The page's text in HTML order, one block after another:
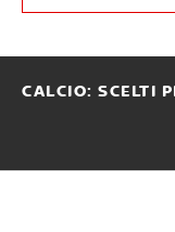
CALCIO: SCELTI